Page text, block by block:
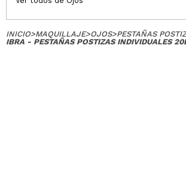
INICIO>MAQUILLAJE>OJOS>PESTAÑAS
IBRA - PESTAÑAS POSTIZAS INDIVIDUALES